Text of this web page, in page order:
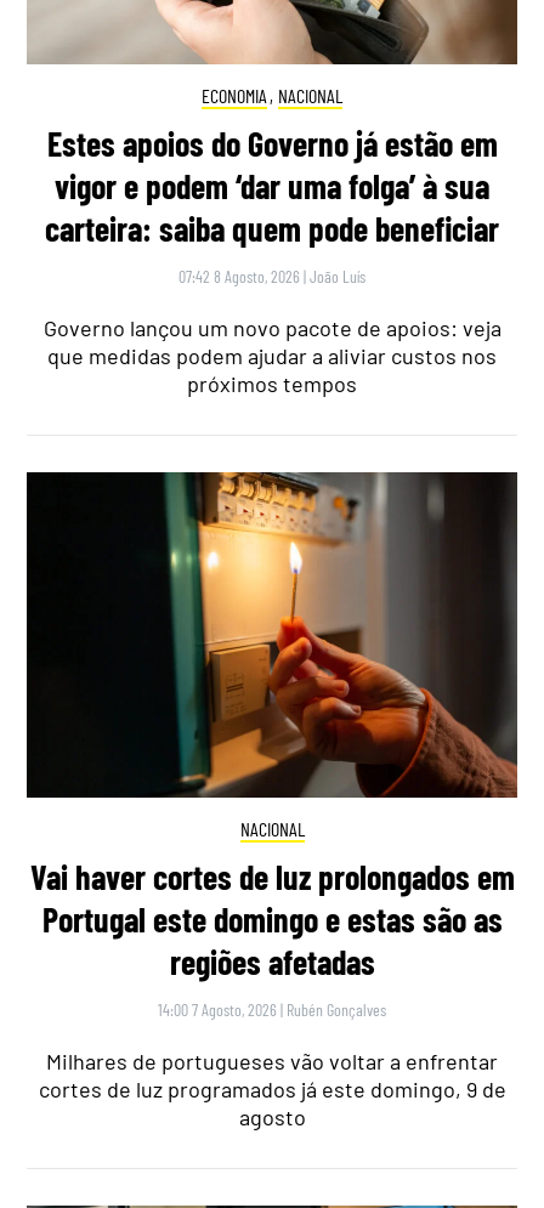
ECONOMIA , NACIONAL
Estes apoios do Governo já estão em
vigor e podem ‘dar uma folga’ à sua
carteira: saiba quem pode beneficiar
07:42 8 Agosto, 2026 |João Luís
Governo lançou um novo pacote de apoios: veja
que medidas podem ajudar a aliviar custos nos
próximos tempos
NACIONAL
Vai haver cortes de luz prolongados em
Portugal este domingo e estas são as
regiões afetadas
14:00 7 Agosto, 2026 | Rubén Gonçalves
Milhares de portugueses vão voltar a enfrentar
cortes de luz programados já este domingo, 9 de
agosto